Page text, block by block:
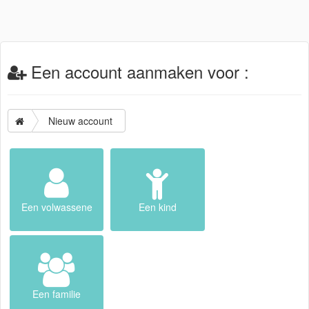
Een account aanmaken voor :
Nieuw account
Een volwassene Een kind
Een familie